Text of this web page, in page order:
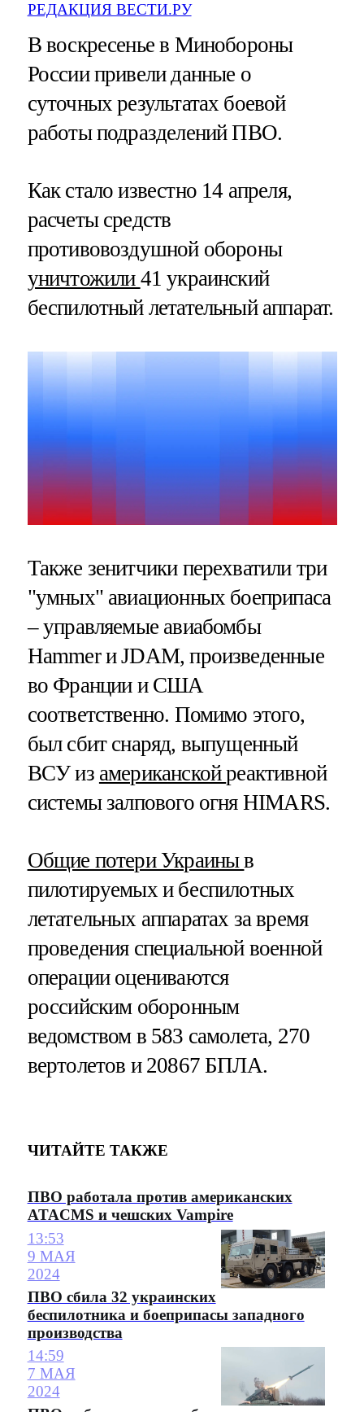
РЕДАКЦИЯ ВЕСТИ.РУ
В воскресенье в Минобороны
России привели данные о
суточных результатах боевой
работы подразделений ПВО.
Как стало известно 14 апреля,
расчеты средств
противовоздушной обороны
уничтожили 41 украинский
беспилотный летательный аппарат.
Также зенитчики перехватили три
"умных" авиационных боеприпаса
– управляемые авиабомбы
Hammer и JDAM, произведенные
во Франции и США
соответственно. Помимо этого,
был сбит снаряд, выпущенный
ВСУ из американскойреактивной
системы залпового огня HIMARS.
Общие потери Украиныв
пилотируемых и беспилотных
летательных аппаратах за время
проведения специальной военной
операции оцениваются
российским оборонным
ведомством в 583 самолета, 270
вертолетов и 20867 БПЛА.
ЧИТАЙТЕ ТАКЖЕ
ПВО работала против американских
ATACMS и чешских Vampire
13:53
9 МАЯ
2024
ПВО сбила 32 украинских
беспилотника и боеприпасы западного
производства
14:59
7 МАЯ
2024